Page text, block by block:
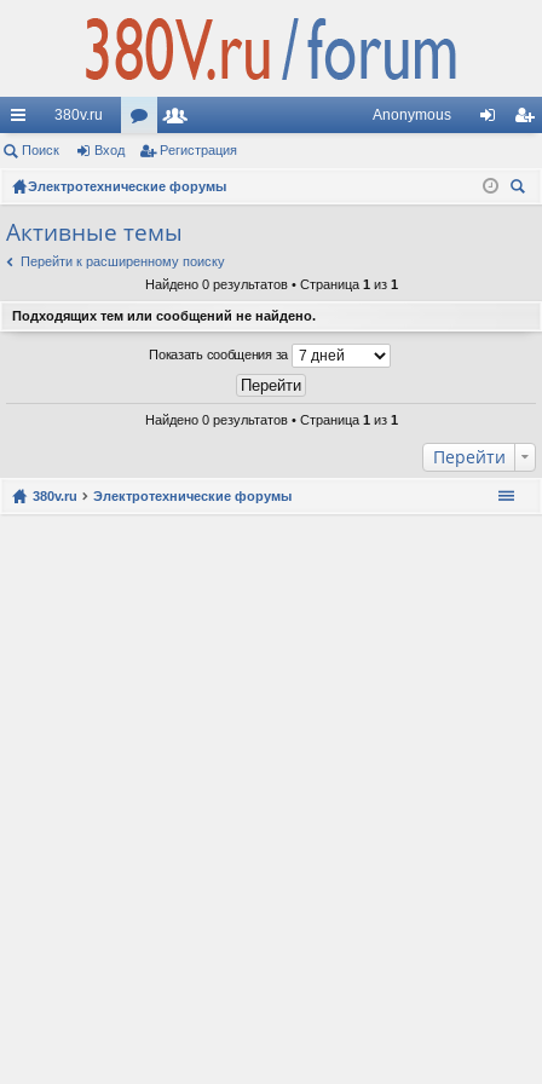
с
ы
лк
и
380v.ru
ор
ум
ол
ьз
ат
ел
и
Anonymous
д ис
Поиск Вход Регистрация
Электротехнические форумы
Активные темы
Перейти к расширенному поиску
Найдено 0 результатов • Страница 1 из 1
Подходящих тем или сообщений не найдено.
Показать сообщения за
Найдено 0 результатов • Страница 1 из 1
Перейти
380v.ru Электротехнические форумы